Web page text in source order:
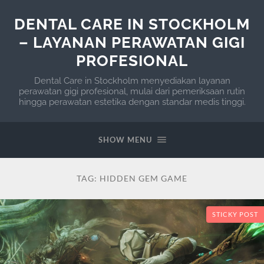
DENTAL CARE IN STOCKHOLM
– LAYANAN PERAWATAN GIGI
PROFESIONAL
Dental Care in Stockholm menyediakan layanan
perawatan gigi profesional, mulai dari pemeriksaan rutin
hingga perawatan estetika dengan standar medis tinggi.
SHOW MENU
TAG: HIDDEN GEM GAME
STICKY POST